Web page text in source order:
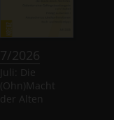
7/2026
Juli: Die
(Ohn)Macht
der Alten